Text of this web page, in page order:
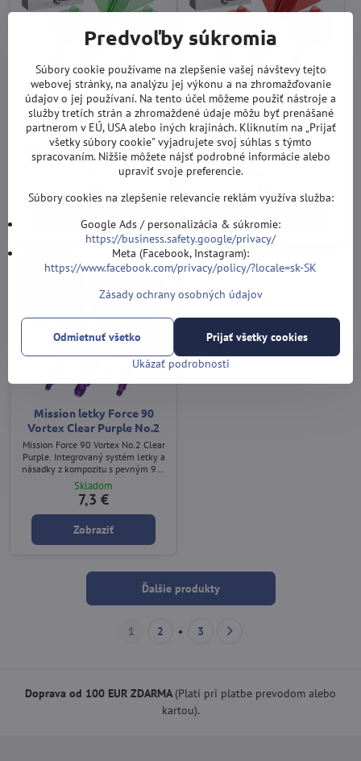
Mission letky Force 90
Vortex Clear Green No.2
Mission Force 90 Vortex No.2 Clear
Green. Integrovaný systém letky a
násadky z kompozitu s pevným 90°
uhlom a priehľadným zeleným
Zobraziť
Mission letky Force 90
Vortex Clear Red No.2
Mission Force 90 Vortex No.2 Clear
Red. Integrovaný systém letky a
násadky z kompozitu s pevným 90°
uhlom a priehľadným červeným
Skladom
Zobraziť
Mission letky Force 90
Vortex Clear Purple No.2
Mission Force 90 Vortex No.2 Clear
Purple. Integrovaný systém letky a
násadky z kompozitu s pevným 90°
uhlom a priehľadným fialovým
dizajnom.
Skladom
7,3 €
Zobraziť
Ďalšie produkty
1 2 3
Doprava od 100 EUR ZDARMA(Platí pri platbe prevodom alebo
kartou).
Predvoľby súkromia
Súbory cookie používame na zlepšenie vašej návštevy tejto
webovej stránky, na analýzu jej výkonu a na zhromažďovanie
údajov o jej používaní. Na tento účel môžeme použiť nástroje a
služby tretích strán a zhromaždené údaje môžu byť prenášané
partnerom v EÚ, USA alebo iných krajinách. Kliknutím na „Prijať
všetky súbory cookie" vyjadrujete svoj súhlas s týmto
spracovaním. Nižšie môžete nájsť podrobné informácie alebo
upraviť svoje preferencie.
Súbory cookies na zlepšenie relevancie reklám využíva služba:
Google Ads / personalizácia & súkromie:
https://business.safety.google/privacy/
Meta (Facebook, Instagram):
https://www.facebook.com/privacy/policy/?locale=sk-SK
Zásady ochrany osobných údajov
Ukázať podrobnosti
Prijať všetky cookies
Odmietnuť všetko